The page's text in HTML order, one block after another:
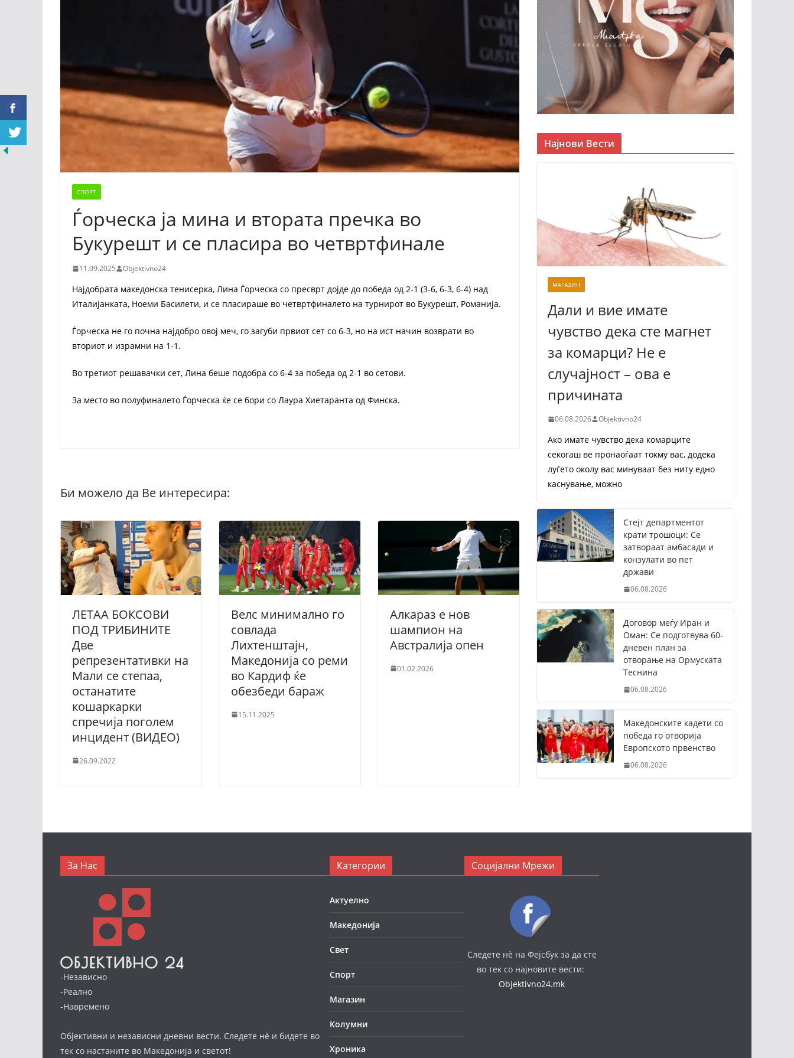
СПОРТ
Ѓорческа ја мина и втората пречка во
Букурешт и се пласира во четвртфинале
11.09.2025 Objektivno24
Најдобрата македонска тенисерка, Лина Ѓорческа со пресврт дојде до победа од 2-1 (3-6, 6-3, 6-4) над
Италијанката, Ноеми Басилети, и се пласираше во четвртфиналето на турнирот во Букурешт, Романија.
Ѓорческа не го почна најдобро овој меч, го загуби првиот сет со 6-3, но на ист начин возврати во
вториот и израмни на 1-1.
Во третиот решавачки сет, Лина беше подобра со 6-4 за победа од 2-1 во сетови.
За место во полуфиналето Ѓорческа ќе се бори со Лаура Хиетаранта од Финска.
ЛЕТАА БОКСОВИ
ПОД ТРИБИНИТЕ
Две
репрезентативки на
Мали се степаа,
останатите
кошаркарки
спречија поголем
инцидент (ВИДЕО)
26.09.2022
Велс минимално го
совлада
Лихтенштајн,
Македонија со реми
во Кардиф ќе
обезбеди бараж
15.11.2025
Алкараз е нов
шампион на
Австралија опен
01.02.2026
Најнови Вести
МАГАЗИН
Дали и вие имате
чувство дека сте магнет
за комарци? Не е
случајност – ова е
причината
06.08.2026 Objektivno24
Ако имате чувство дека комарците
секогаш ве пронаоѓаат токму вас, додека
луѓето околу вас минуваат без ниту едно
каснување, можно
Стејт департментот
крати трошоци: Се
затвораат амбасади и
конзулати во пет
држави
06.08.2026
Договор меѓу Иран и
Оман: Се подготвува 60-
дневен план за
отворање на Ормуската
Теснина
06.08.2026
Македонските кадети со
победа го отворија
Европското првенство
06.08.2026
За Нас
-Независно
-Реално
-Навремено
Објективни и независни дневни вести. Следете нè и бидете во
тек со настаните во Македонија и светот!
Категории
Актуелно
Македонија
Свет
Спорт
Магазин
Колумни
Хроника
Социјални Мрежи
Следете нè на Фејсбук за да сте
во тек со најновите вести:
Objektivno24.mk